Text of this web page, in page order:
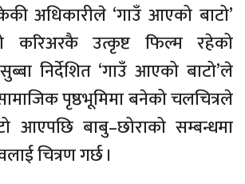
अधिकारीले ‘गाउँ आएको बाटो’
करिअरकै उत्कृष्ट फिल्म रहेको
निर्देशित ‘गाउँ आएको बाटो’ले
पृष्ठभूमिमा बनेको चलचित्रले
आएपछि बाबु–छोराको सम्बन्धमा
चित्रण गर्छ ।